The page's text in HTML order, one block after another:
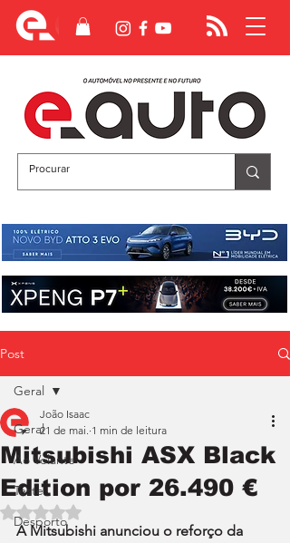
Post
Geral
Ao Volante
Teste
Desporto
Geral
Mitsubishi ASX Black
Edition por 26.490 €
João Isaac
21 de mai. 1 min de leitura
Avaliado com NaN de 5 estrelas.
A Mitsubishi anunciou o reforço da